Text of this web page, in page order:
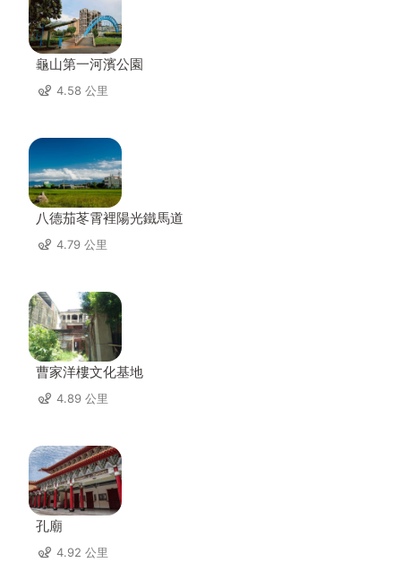
龜山第一河濱公園
4.58 公里
八德茄苳霄裡陽光鐵馬道
4.79 公里
曹家洋樓文化基地
4.89 公里
孔廟
4.92 公里